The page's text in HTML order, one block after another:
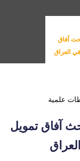
آفاق
العراق
علمية
آفاق تمويل